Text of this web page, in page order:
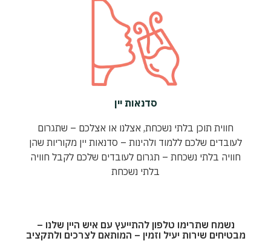
סדנאות יין
חווית תוכן בלתי נשכחת, אצלנו או אצלכם – שתגרום
לעובדים שלכם ללמוד ולהינות – סדנאות יין מקוריות שהן
חוויה בלתי נשכחת – תגרום לעובדים שלכם לקבל חוויה
בלתי נשכחת
נשמח שתרימו טלפון להתייעץ עם איש היין שלנו –
מבטיחים שירות יעיל וזמין – המותאם לצרכים ולתקציב